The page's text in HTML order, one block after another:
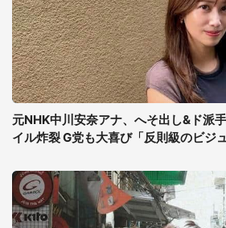
元NHK中川安奈アナ、へそ出し&ド派
イル炸裂 G党も大喜び「反則級のビジ